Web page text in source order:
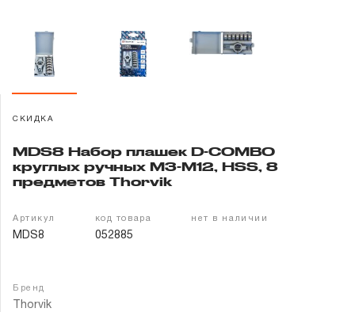
Гарантия и сервис
Доставка и оплата
Контакты
СКИДКА
MDS8 Набор плашек D-COMBO
круглых ручных М3-М12, HSS, 8
предметов Thorvik
Артикул
MDS8
код товара
052885
нет в наличии
Бренд
Thorvik